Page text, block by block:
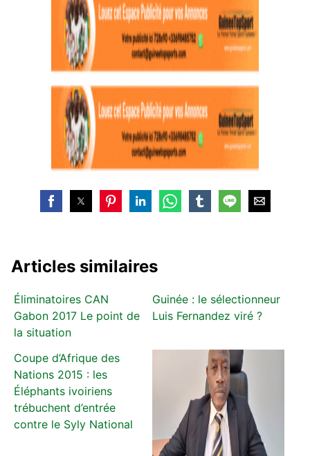
Articles similaires
Éliminatoires CAN
Gabon 2017 Le point de
la situation
Guinée : le sélectionneur
Luis Fernandez viré ?
Coupe d’Afrique des
Nations 2015 : les
Éléphants ivoiriens
trébuchent d’entrée
contre le Syly National